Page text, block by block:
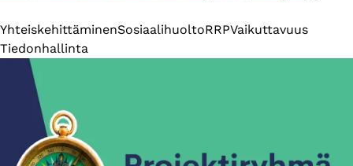
YhteiskehittäminenSosiaalihuoltoRRPVaikuttavuus
Tiedonhallinta